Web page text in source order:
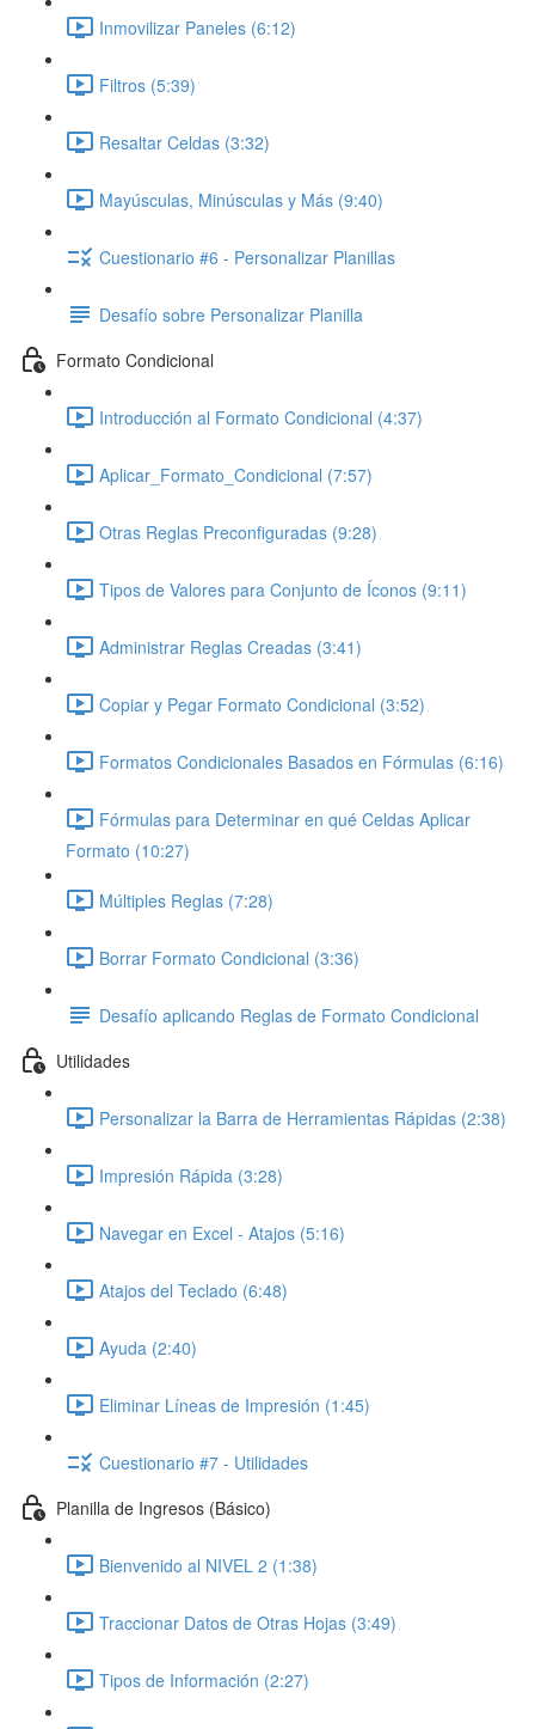
Inmovilizar Paneles (6:12)
Filtros (5:39)
Resaltar Celdas (3:32)
Mayúsculas, Minúsculas y Más (9:40)
Cuestionario #6 - Personalizar Planillas
Desafío sobre Personalizar Planilla
Formato Condicional
Introducción al Formato Condicional (4:37)
Aplicar_Formato_Condicional (7:57)
Otras Reglas Preconfiguradas (9:28)
Tipos de Valores para Conjunto de Íconos (9:11)
Administrar Reglas Creadas (3:41)
Copiar y Pegar Formato Condicional (3:52)
Formatos Condicionales Basados en Fórmulas (6:16)
Fórmulas para Determinar en qué Celdas Aplicar
Formato (10:27)
Múltiples Reglas (7:28)
Borrar Formato Condicional (3:36)
Desafío aplicando Reglas de Formato Condicional
Utilidades
Personalizar la Barra de Herramientas Rápidas (2:38)
Impresión Rápida (3:28)
Navegar en Excel - Atajos (5:16)
Atajos del Teclado (6:48)
Ayuda (2:40)
Eliminar Líneas de Impresión (1:45)
Cuestionario #7 - Utilidades
Planilla de Ingresos (Básico)
Bienvenido al NIVEL 2 (1:38)
Traccionar Datos de Otras Hojas (3:49)
Tipos de Información (2:27)